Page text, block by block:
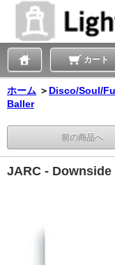
カート
ホーム ＞ Disco/Soul/
Baller
前の商品へ
JARC -